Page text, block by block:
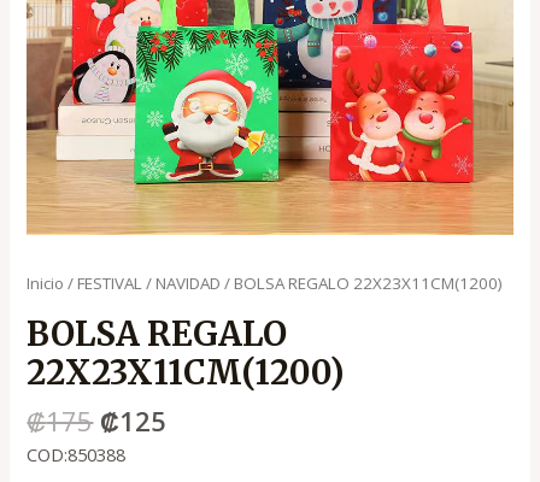
Inicio / FESTIVAL/ NAVIDAD / BOLSA REGALO 22X23X11CM(1200)
BOLSA REGALO
22X23X11CM(1200)
₡175 ₡125
COD:850388